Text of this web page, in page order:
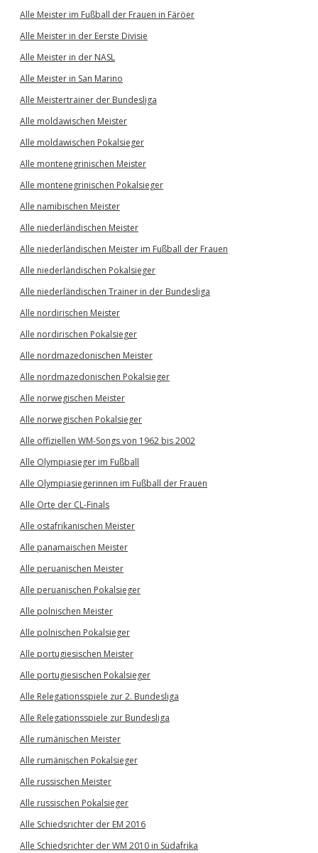
Alle Meister im Fußball der Frauen in Färöer
Alle Meister in der Eerste Divisie
Alle Meister in der NASL
Alle Meister in San Marino
Alle Meistertrainer der Bundesliga
Alle moldawischen Meister
Alle moldawischen Pokalsieger
Alle montenegrinischen Meister
Alle montenegrinischen Pokalsieger
Alle namibischen Meister
Alle niederländischen Meister
Alle niederländischen Meister im Fußball der Frauen
Alle niederländischen Pokalsieger
Alle niederländischen Trainer in der Bundesliga
Alle nordirischen Meister
Alle nordirischen Pokalsieger
Alle nordmazedonischen Meister
Alle nordmazedonischen Pokalsieger
Alle norwegischen Meister
Alle norwegischen Pokalsieger
Alle offiziellen WM-Songs von 1962 bis 2002
Alle Olympiasieger im Fußball
Alle Olympiasiegerinnen im Fußball der Frauen
Alle Orte der CL-Finals
Alle ostafrikanischen Meister
Alle panamaischen Meister
Alle peruanischen Meister
Alle peruanischen Pokalsieger
Alle polnischen Meister
Alle polnischen Pokalsieger
Alle portugiesischen Meister
Alle portugiesischen Pokalsieger
Alle Relegationsspiele zur 2. Bundesliga
Alle Relegationsspiele zur Bundesliga
Alle rumänischen Meister
Alle rumänischen Pokalsieger
Alle russischen Meister
Alle russischen Pokalsieger
Alle Schiedsrichter der EM 2016
Alle Schiedsrichter der WM 2010 in Südafrika